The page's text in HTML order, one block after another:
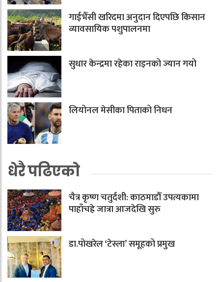
गाईभैँसी खरिदमा अनुदान दिएपछि किसान
व्यावसायिक पशुपालनमा
सुधार केन्द्रमा रहेका राइनको ज्यान गयो
लियोनल मेसीका पिताको निधन
धेरै पढिएको
चैत्र कृष्ण चतुर्दशी: काठमाडौँ उपत्यकामा
पाहाँचह्रे जात्रा आजदेखि सुरु
डा.पोखरेल ‘टेस्ला’ समूहको प्रमुख